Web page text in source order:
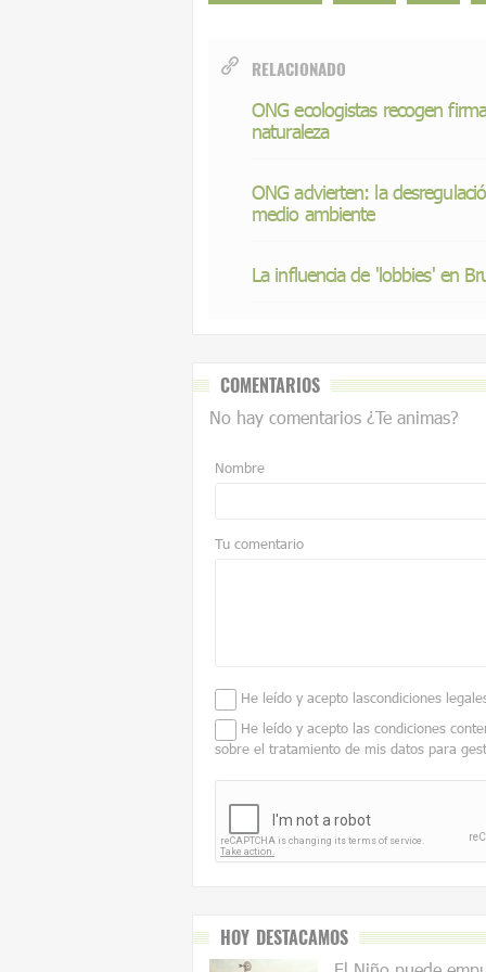
RELACIONADO
ONG ecologistas recogen
naturaleza
ONG advierten: la
medio ambiente
La influencia de 'lobbies' en
COMENTARIOS
No hay comentarios ¿Te animas?
Nombre
Tu comentario
He leído y acepto lascondiciones
He leído y acepto las condiciones
sobre el tratamiento de mis datos para
HOY DESTACAMOS